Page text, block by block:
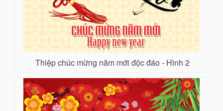
Thiệp chúc mừng năm mới độc đáo - Hình 2